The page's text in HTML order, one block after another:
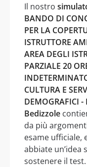
Il nostro
BANDO DI
PER LA
ISTRUTTORE
AREA DEGLI
PARZIALE 20
CULTURA E
DEMOGRAFICI
Bedizzole
da più
esame ufficiale,
abbiate un’idea
sostenere il test.